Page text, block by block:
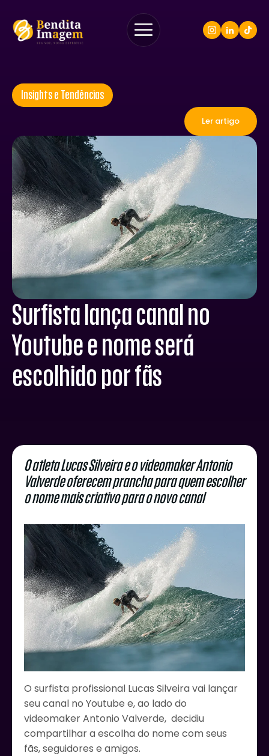
Insights e Tendências
Ler artigo
Surfista lança canal no
Youtube e nome será
escolhido por fãs
O atleta Lucas Silveira e o videomaker Antonio
Valverde oferecem prancha para quem escolher
o nome mais criativo para o novo canal
O surfista profissional Lucas Silveira vai lançar
seu canal no Youtube e, ao lado do
videomaker Antonio Valverde, decidiu
compartilhar a escolha do nome com seus
fãs, seguidores e amigos.